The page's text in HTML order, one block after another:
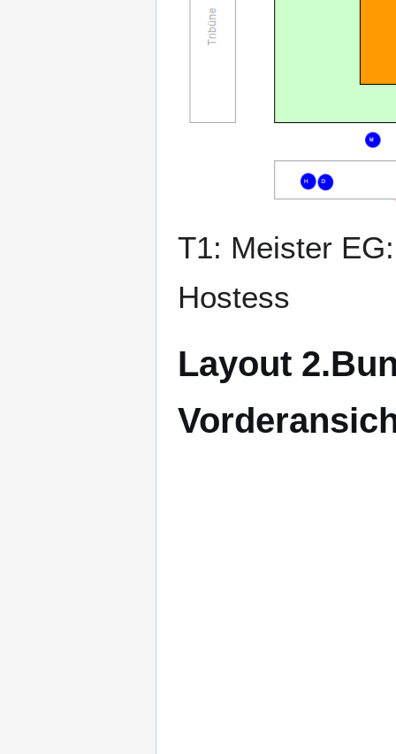
T1: Meister
Hostess
Layout